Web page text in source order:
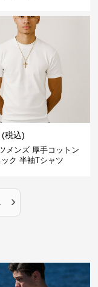
(税込)
メンズ 厚手コットン
ク 半袖Tシャツ
›